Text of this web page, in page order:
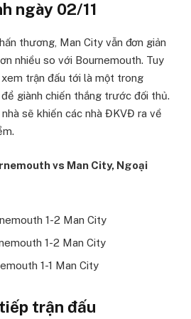
ngày 02/11
thương, Man City vẫn đơn giản
nhiều so với Bournemouth. Tuy
trận đấu tới là một trong
giành chiến thắng trước đối thủ.
sẽ khiến các nhà ĐKVĐ ra về
vs Man City, Ngoại
1-2 Man City
1-2 Man City
1-1 Man City
trận đấu